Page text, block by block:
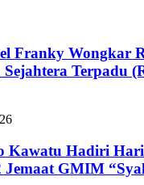
Franky Wongkar
Terpadu
Kawatu Hadiri
Jemaat GMIM